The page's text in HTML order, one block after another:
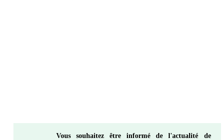
Vous souhaitez être informé de l'actualité de